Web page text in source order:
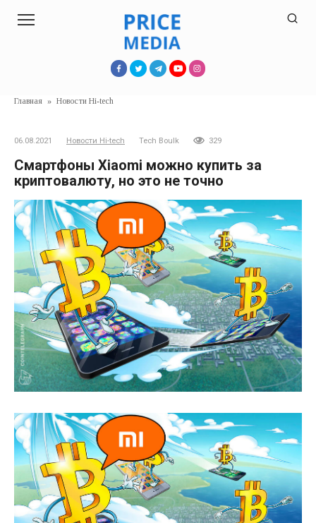
Главная » Новости Hi-tech
06.08.2021 Новости Hi-tech Tech Boulk 329
Смартфоны Xiaomi можно купить за
криптовалюту, но это не точно